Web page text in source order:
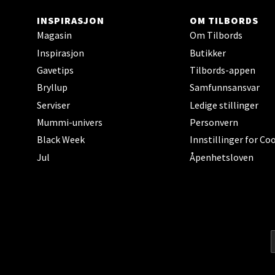
INSPIRASJON
Magasin
Inspirasjon
Gavetips
Bryllup
Serviser
Mummi-univers
Black Week
Jul
OM TILBORDS
Om Tilbords
Butikker
Tilbords-appen
Samfunnsansvar
Ledige stillinger
Personvern
Innstillinger for
Åpenhetsloven